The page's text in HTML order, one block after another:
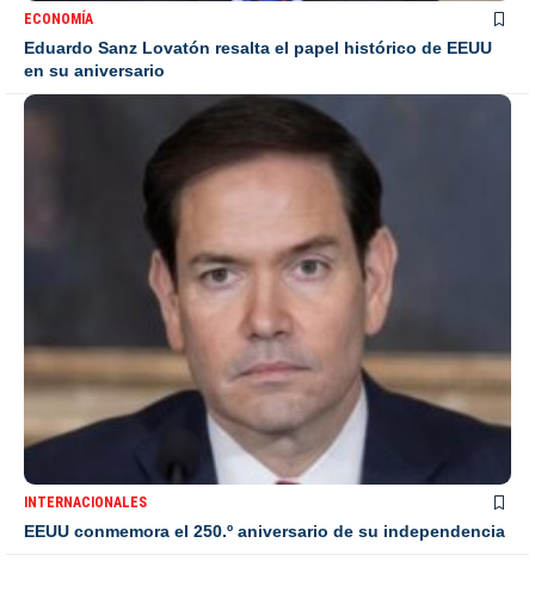
ECONOMÍA
Eduardo Sanz Lovatón resalta el papel histórico de EEUU
en su aniversario
INTERNACIONALES
EEUU conmemora el 250.º aniversario de su independencia